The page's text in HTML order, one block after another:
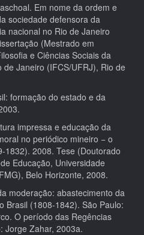
Em nome da ordem e
sociedade defensora da
nacional no Rio de Janeiro
(Mestrado em
e Ciências Sociais da
Janeiro (IFCS/UFRJ), Rio de
formação do estado e da
impressa e educação da
no periódico mineiro − o
1832). 2008. Tese (Doutorado
Educação, Universidade
Belo Horizonte, 2008.
moderação: abastecimento da
Brasil (1808-1842). São Paulo:
O período das Regências
Jorge Zahar, 2003a.